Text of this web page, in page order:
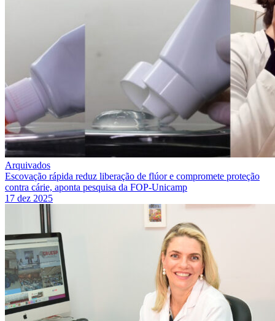
Arquivados
Escovação rápida reduz liberação de flúor e compromete proteção
contra cárie, aponta pesquisa da FOP-Unicamp
17 dez 2025